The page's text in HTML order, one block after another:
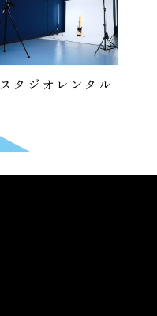
スタジオレンタル